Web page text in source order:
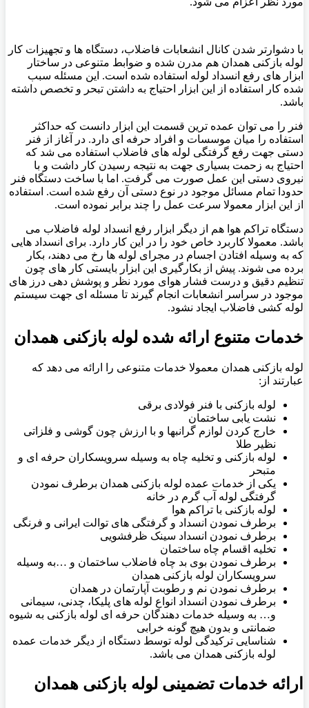
با دشوارتر شدن کانال انشعابات فاضلاب، دستگاه ها و تجهیزات کار
لوله بازکنی همدان هم مدرن شده و ضوابط متنوعی در ساختار
ابزار های رفع انسداد لوله استفاده شده است. این مسئله سبب
شده کار استفاده از این ابزار احتیاج به داشتن تبحر و تخصص داشته
باشد.
فنر را می توان عمده ترین قسمت این ابزار دانست که حداکثر
استفاده را میان موسسات و افراد حرفه ای دارد. در آغاز از فنر
دستی جهت رفع گرفتگی لوله های فاضلاب استفاده می شد که
احتیاج به زحمت بسیاری جهت به نتیجه رسیدن کار داشت و با
نیروی دستی این عمل صورت می گرفت. اما با ساخت دستگاه فنر
حدودا تمام مسائل موجود در نوع دستی آن رفع شده است. استفاده
از این ابزار معمولا سرعت عمل را چند برابر نموده است.
دستگاه تراکم هوا هم از دیگر ابزار رفع انسداد لوله فاضلاب می
باشد. معمولا کاربرد خاص خود را در این کار دارد. برای انسداد هایی
که به وسیله افتادن اجسام در مجرای لوله ها رخ می دهند، بکار
برده می شوند. پیش از بکارگیری این ابزار بایستی کار های چون
تنظیم دقیق و درست فشار هوای مورد نظر و پوشش دهی درز های
موجود در سراسر انشعابات انجام گیرند تا مسئله ای جهت سیستم
لوله کشی فاضلاب ایجاد نشود.
خدمات متنوع ارائه شده لوله بازکنی همدان
لوله بازکنی همدان معمولا خدمات متنوعی را ارائه می دهد که
عبارتند از:
لوله بازکنی با فنر فولادی برقی
نشت یابی ساختمان
خارج کردن لوازم گرانبها و با ارزش چون گوشی و فلزاتی
نظیر طلا
لوله بازکنی و تخلیه چاه به وسیله سرویسکاران حرفه ای و
متبحر
یکی از خدمات عمده لوله بازکنی همدان برطرف نمودن
گرفتگی لوله آب گرم در خانه
لوله بازکنی با تراکم هوا
برطرف نمودن انسداد و گرفتگی های توالت ایرانی و فرنگی
برطرف نمودن انسداد سینک ظرفشویی
تخلیه اقسام چاه ساختمان
برطرف نمودن بوی بد چاه فاضلاب ساختمان و …به وسیله
سرویسکاران لوله بازکنی همدان
برطرف نمودن نم و رطوبت آپارتمان در همدان
برطرف نمودن انسداد انواع لوله های پلیکا، چدنی، سیمانی
و… به وسیله خدمات دهندگان حرفه ای لوله بازکنی به شیوه
ضمانتی و بدون هیچ گونه خرابی
شناسایی ترکیدگی لوله توسط دستگاه از دیگر خدمات عمده
لوله بازکنی همدان می باشد.
ارائه خدمات تضمینی لوله بازکنی همدان